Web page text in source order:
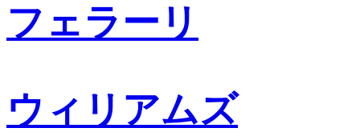
フェラーリ
ウィリアムズ